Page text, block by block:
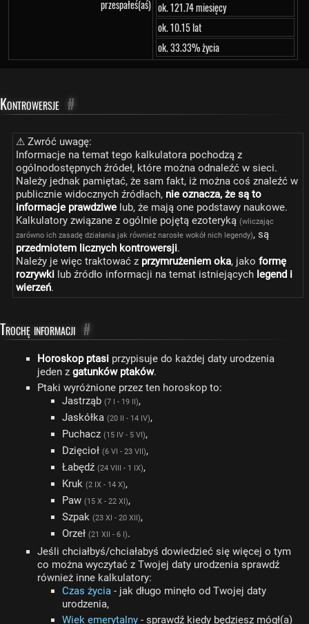
przespałeś(aś) ok. 121.74 miesięcy
ok. 10.15 lat
ok. 33.33% życia
Kontrowersje #
⚠ Zwróć uwagę:
Informacje na temat tego kalkulatora pochodzą z
ogólnodostępnych źródeł, które można odnaleźć w sieci.
Należy jednak pamiętać, że sam fakt, iż można coś znaleźć w
publicznie widocznych źródłach, nie oznacza, że są to
informacje prawdziwelub, że mają one podstawy naukowe.
Kalkulatory związane z ogólnie pojętą ezoteryką (wliczając
zarówno ich zasadę działania jak również narosłe wokół nich legendy), są
przedmiotem licznych kontrowersji.
Należy je więc traktować z przymrużeniem oka, jako formę
rozrywkilub źródło informacji na temat istniejących legend i
wierzeń.
Trochę informacji #
Horoskop ptasi przypisuje do każdej daty urodzenia
jeden z gatunków ptaków.
Ptaki wyróżnione przez ten horoskop to:
Jastrząb (7 I - 19 II),
Jaskółka (20 II - 14 IV),
Puchacz (15 IV - 5 VI),
Dzięcioł (6 VI - 23 VII),
Łabędź (24 VIII - 1 IX),
Kruk (2 IX - 14 X),
Paw (15 X - 22 XI),
Szpak (23 XI - 20 XII),
Orzeł (21 XII - 6 I).
Jeśli chciałbyś/chciałabyś dowiedzieć się więcej o tym
co można wyczytać z Twojej daty urodzenia sprawdź
również inne kalkulatory:
Czas życia - jak długo minęło od Twojej daty
urodzenia,
Wiek emerytalny - sprawdź kiedy będziesz mógł(a)